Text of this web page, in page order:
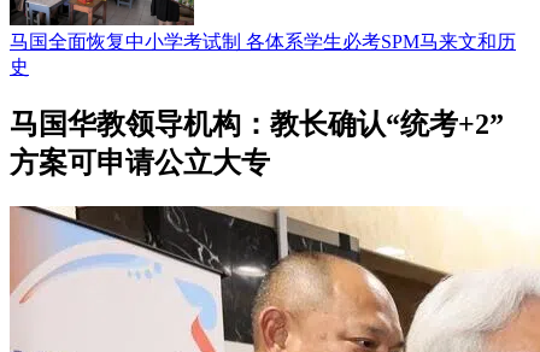
马国全面恢复中小学考试制 各体系学生必考SPM马来文和历
史
马国华教领导机构：教长确认“统考+2”
方案可申请公立大专